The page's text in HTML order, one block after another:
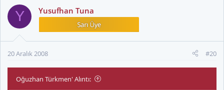
Y Yusufhan Tuna
20 Aralık 2008 #20
Oğuzhan Türkmen' Alıntı: